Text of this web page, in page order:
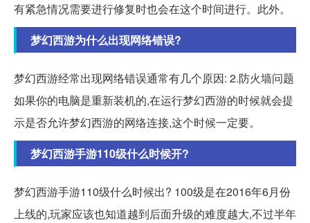
有紧急情况需要进行修复时也会在这个时间进行。此外。
梦幻西游为什么出现网络错误?
梦幻西游经常出现网络错误通常有几个原因: 2.防火墙问题
如果你的电脑是重新装机的,在运行梦幻西游的时候就会提
示是否允许梦幻西游的网络连接,这个时候一定要。
梦幻西游手游110级什么时候开?
梦幻西游手游110级什么时候出? 100级是在2016年6月份
上线的,玩家应该也知道越到后面升级的难度越大,不过半年